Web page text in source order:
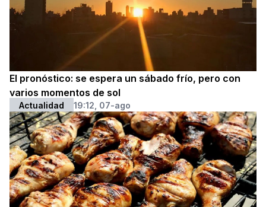
El pronóstico: se espera un sábado frío, pero con
varios momentos de sol
Actualidad 19:12, 07-ago